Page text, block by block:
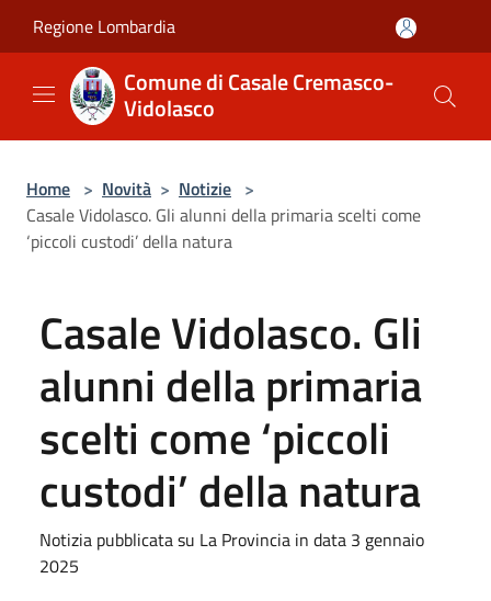
Regione Lombardia
Comune di Casale Cremasco-
Vidolasco
Home > Novità > Notizie >
Casale Vidolasco. Gli alunni della primaria scelti come
‘piccoli custodi’ della natura
Casale Vidolasco. Gli
alunni della primaria
scelti come ‘piccoli
custodi’ della natura
Notizia pubblicata su La Provincia in data 3 gennaio
2025